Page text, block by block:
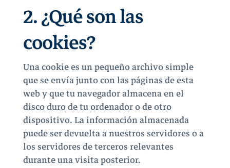
2. ¿Qué son las
cookies?
Una cookie es un pequeño archivo simple
que se envía junto con las páginas de esta
web y que tu navegador almacena en el
disco duro de tu ordenador o de otro
dispositivo. La información almacenada
puede ser devuelta a nuestros servidores o a
los servidores de terceros relevantes
durante una visita posterior.